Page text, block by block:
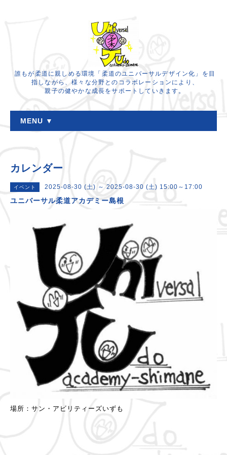
誰もが柔道に親しめる環境「柔道のユニバーサルデザイン化」を目
指しながら、様々な分野とのコラボレーションにより、
親子の健やかな成長をサポートしていきます。
MENU ▼
カレンダー
イベント 2025-08-30 (土) ～ 2025-08-30 (土) 15:00～17:00
ユニバーサル柔道アカデミー島根
場所：サン・アビリティーズいずも